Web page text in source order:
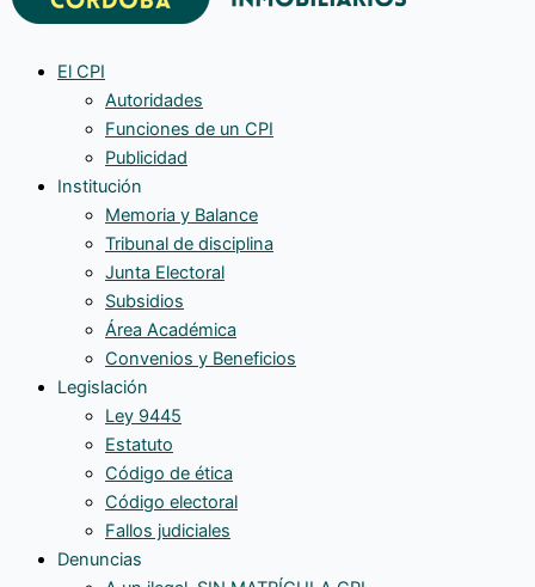
El CPI
Autoridades
Funciones de un CPI
Publicidad
Institución
Memoria y Balance
Tribunal de disciplina
Junta Electoral
Subsidios
Área Académica
Convenios y Beneficios
Legislación
Ley 9445
Estatuto
Código de ética
Código electoral
Fallos judiciales
Denuncias